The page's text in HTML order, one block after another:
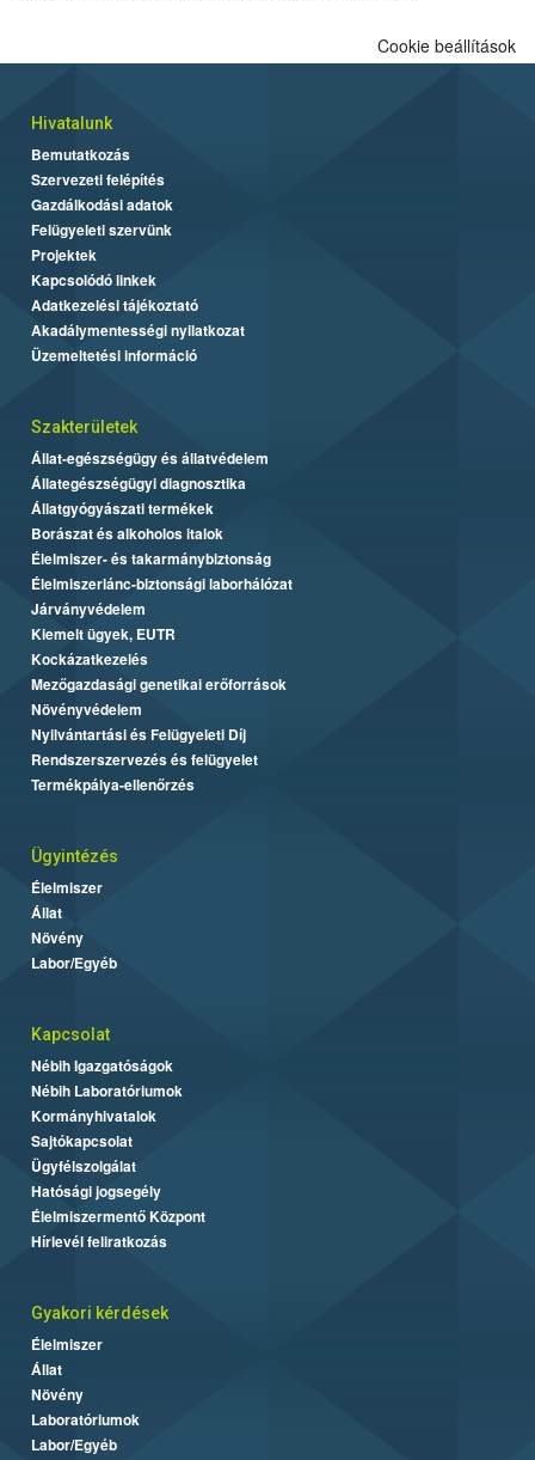
Cookie beállítások
Hivatalunk
Bemutatkozás
Szervezeti felépítés
Gazdálkodási adatok
Felügyeleti szervünk
Projektek
Kapcsolódó linkek
Adatkezelési tájékoztató
Akadálymentességi nyilatkozat
Üzemeltetési információ
Szakterületek
Állat-egészségügy és állatvédelem
Állategészségügyi diagnosztika
Állatgyógyászati termékek
Borászat és alkoholos italok
Élelmiszer- és takarmánybiztonság
Élelmiszerlánc-biztonsági laborhálózat
Járványvédelem
Kiemelt ügyek, EUTR
Kockázatkezelés
Mezőgazdasági genetikai erőforrások
Növényvédelem
Nyilvántartási és Felügyeleti Díj
Rendszerszervezés és felügyelet
Termékpálya-ellenőrzés
Ügyintézés
Élelmiszer
Állat
Növény
Labor/Egyéb
Kapcsolat
Nébih Igazgatóságok
Nébih Laboratóriumok
Kormányhivatalok
Sajtókapcsolat
Ügyfélszolgálat
Hatósági jogsegély
Élelmiszermentő Központ
Hírlevél feliratkozás
Gyakori kérdések
Élelmiszer
Állat
Növény
Laboratóriumok
Labor/Egyéb